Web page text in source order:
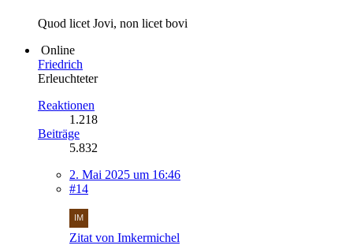
Quod licet Jovi, non licet bovi
Online
Friedrich
Erleuchteter
Reaktionen
1.218
Beiträge
5.832
2. Mai 2025 um 16:46
#14
Zitat von Imkermichel